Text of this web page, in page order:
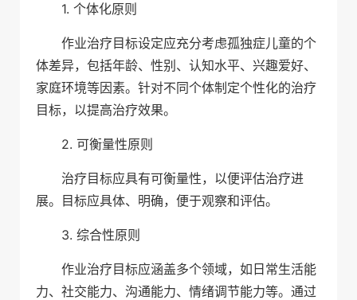
1. 个体化原则
作业治疗目标设定应充分考虑孤独症儿童的个
体差异，包括年龄、性别、认知水平、兴趣爱好、
家庭环境等因素。针对不同个体制定个性化的治疗
目标，以提高治疗效果。
2. 可衡量性原则
治疗目标应具有可衡量性，以便评估治疗进
展。目标应具体、明确，便于观察和评估。
3. 综合性原则
作业治疗目标应涵盖多个领域，如日常生活能
力、社交能力、沟通能力、情绪调节能力等。通过